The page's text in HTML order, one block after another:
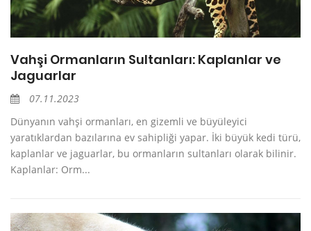
Vahşi Ormanların Sultanları: Kaplanlar ve
Jaguarlar
07.11.2023
Dünyanın vahşi ormanları, en gizemli ve büyüleyici
yaratıklardan bazılarına ev sahipliği yapar. İki büyük kedi türü,
kaplanlar ve jaguarlar, bu ormanların sultanları olarak bilinir.
Kaplanlar: Orm...